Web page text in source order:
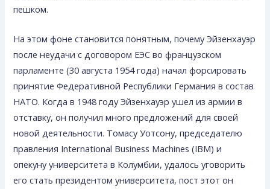
пешком.
На этом фоне стано­вится понятным, почему Эйзенхауэр
после неудачи с договором ЕЭС во французском
парламенте (30 августа 1954 года) начал форсировать
принятие Федеративной Республики Германия в состав
НАТО. Когда в 1948 году Эйзенхауэр ушел из армии в
от­ставку, он получил много предложений для своей
новой деятельности. Томасу Уотсону, председателю
правления International Business Machines (IBM) и
опекуну уни­верситета в Колумбии, удалось уговорить
его стать пре­зидентом университета, пост этот он